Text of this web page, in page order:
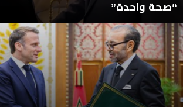
“صحة واحدة”